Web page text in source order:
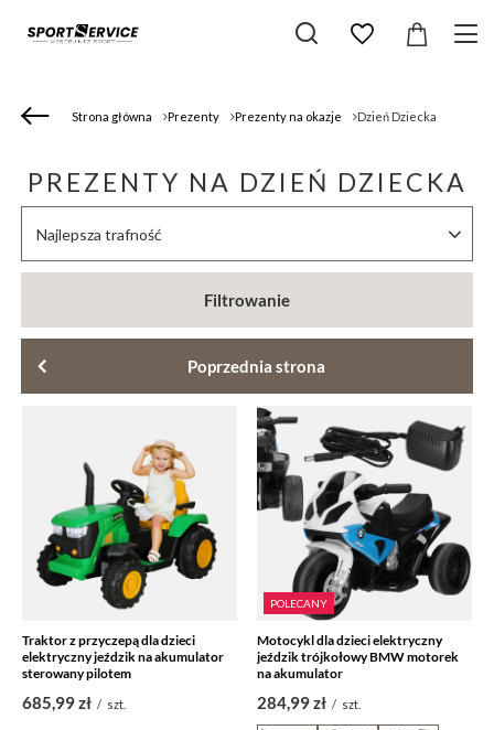
Strona główna Prezenty Prezenty na okazje Dzień Dziecka
PREZENTY NA DZIEŃ DZIECKA
Zmień sortowanie
Najlepsza trafność
Filtrowanie
Poprzednia strona
Traktor z przyczepą dla dzieci
elektryczny jeździk na akumulator
sterowany pilotem
685,99 zł / szt.
POLECANY
Motocykl dla dzieci elektryczny
jeździk trójkołowy BMW motorek
na akumulator
284,99 zł / szt.